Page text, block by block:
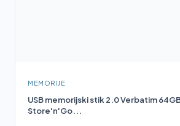
MEMORIJE
USB memorijski stik 2.0 Verbatim
Store'n'Go...